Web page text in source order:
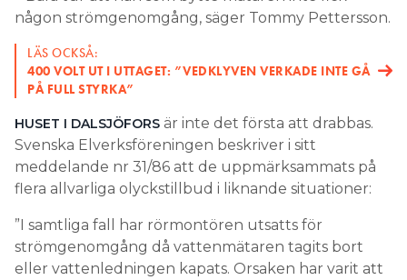
någon strömgenomgång, säger Tommy Pettersson.
LÄS OCKSÅ:
400 VOLT UT I UTTAGET: ”VEDKLYVEN VERKADE INTE GÅ
PÅ FULL STYRKA”
HUSET I DALSJÖFORS är inte det första att drabbas.
Svenska Elverksföreningen beskriver i sitt
meddelande nr 31/86 att de uppmärksammats på
flera allvarliga olyckstillbud i liknande situationer:
”I samtliga fall har rörmontören utsatts för
strömgenomgång då vattenmätaren tagits bort
eller vattenledningen kapats. Orsaken har varit att